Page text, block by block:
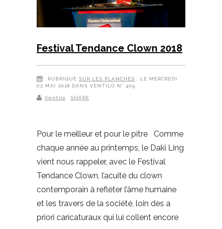
Festival Tendance Clown 2018
RUBRIQUE SUR LES PLANCHES
, LE MERCREDI
02 MAI 2018 DANS VENTILO N° 409
Ventilo SHARE
Pour le meilleur et pour le pitre Comme
chaque année au printemps, le Daki Ling
vient nous rappeler, avec le Festival
Tendance Clown, l’acuité du clown
contemporain à refléter l’âme humaine
et les travers de la société, loin des a
priori caricaturaux qui lui collent encore